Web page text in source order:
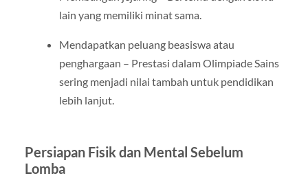
lain yang memiliki minat sama.
Mendapatkan peluang beasiswa atau
penghargaan – Prestasi dalam Olimpiade Sains
sering menjadi nilai tambah untuk pendidikan
lebih lanjut.
Persiapan Fisik dan Mental Sebelum
Lomba